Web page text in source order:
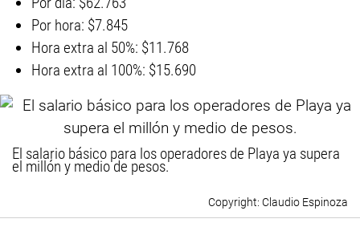
Por hora: $7.845
Hora extra al 50%: $11.768
Hora extra al 100%: $15.690
El salario básico para los operadores de Playa ya supera
el millón y medio de pesos.
Claudio Espinoza